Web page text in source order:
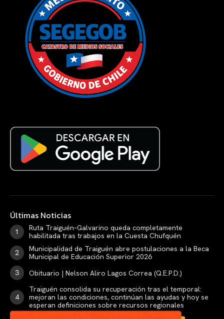
Últimas Noticias
Ruta Traiguén–Galvarino queda completamente
habilitada tras trabajos en la Cuesta Chufquén
Municipalidad de Traiguén abre postulaciones a la Beca
Municipal de Educación Superior 2026
Obituario | Nelson Aliro Lagos Correa (Q.E.P.D.)
Traiguén consolida su recuperación tras el temporal:
mejoran las condiciones, continúan las ayudas y hoy se
esperan definiciones sobre recursos regionales